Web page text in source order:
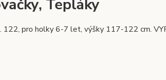
Tepláky
122, pro holky 6-7 let, výšky 117-122 cm.